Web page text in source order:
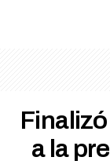
a la